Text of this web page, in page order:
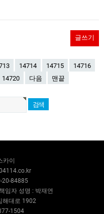
글쓰기
14714 14715
14716
14720 다음 맨끝
카이
20-84885
임자 성명 : 박재연
해대로 1902
1504